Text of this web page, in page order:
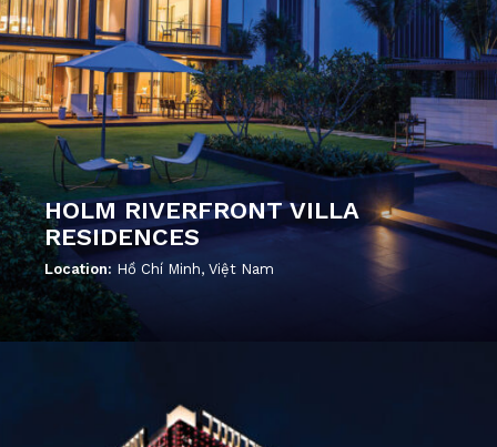
HOLM RIVERFRONT VILLA
RESIDENCES
Location: Hồ Chí Minh, Việt Nam